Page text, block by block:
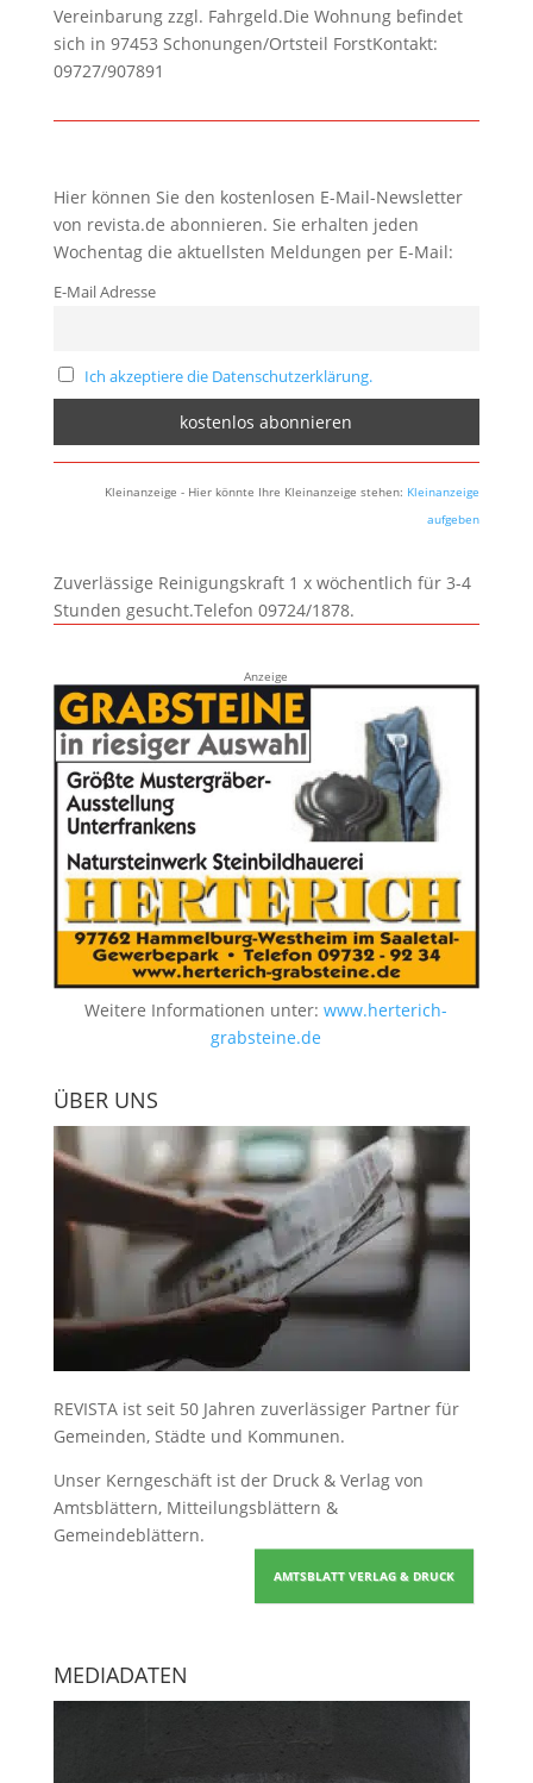
Vereinbarung zzgl. Fahrgeld.Die Wohnung befindet
sich in 97453 Schonungen/Ortsteil ForstKontakt:
09727/907891
Hier können Sie den kostenlosen E-Mail-Newsletter
von revista.de abonnieren. Sie erhalten jeden
Wochentag die aktuellsten Meldungen per E-Mail:
E-Mail Adresse
Ich akzeptiere die Datenschutzerklärung.
Kleinanzeige - Hier könnte Ihre Kleinanzeige stehen: Kleinanzeige
aufgeben
Zuverlässige Reinigungskraft 1 x wöchentlich für 3-4
Stunden gesucht.Telefon 09724/1878.
Anzeige
Weitere Informationen unter:www.herterich-
grabsteine.de
ÜBER UNS
REVISTA ist seit 50 Jahren zuverlässiger Partner für
Gemeinden, Städte und Kommunen.
Unser Kerngeschäft ist der Druck & Verlag von
Amtsblättern, Mitteilungsblättern &
Gemeindeblättern.
AMTSBLATT VERLAG & DRUCK
MEDIADATEN